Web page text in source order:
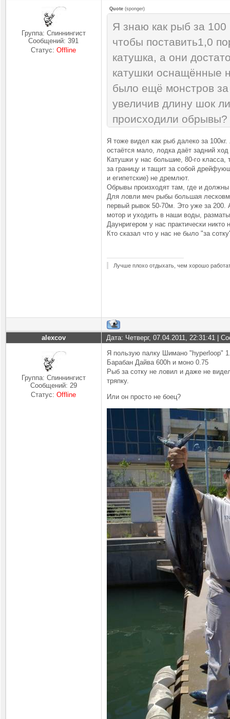
Группа: Спиннингист
Сообщений:391
Статус:Offline
Quote (sponger)
Я знаю как рыб за
чтобы поставить1,0
катушка, а они
катушки оснащённые
было ещё монстров
увеличив длину шок
происходили обрывы?
пользуетесь
Я тоже видел как рыб далеко за
остаётся мало, лодка даёт задний
Катушки у нас большие, 80-го
за границу и тащит за собой
и египетские) не дремлют.
Обрывы произходят там, где и
Для ловли меч рыбы большая
первый рывок 50-70м. Это уже за 200.
мотор и уходить в наши воды,
Даунригером у нас практически никто
Кто сказал что у нас не было "за
Лучше плохо отдыхать, чем хорошо
alexcov Дата: Четверг, 07.04.2011, 22:31:41 |
Группа: Спиннингист
Сообщений: 29
Статус:Offline
Я пользую палку Шимано "hyperloop"
Барабан Дайва 600h и моно 0.75
Рыб за сотку не ловил и даже не
тряпку.
Или он просто не боец?